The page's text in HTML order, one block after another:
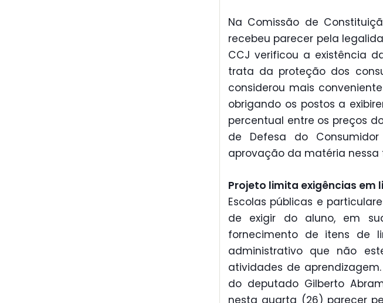
Na Comissão de
recebeu parecer pela
CCJ verificou a existência
trata da proteção dos
considerou mais
obrigando os postos a
percentual entre os preços
de Defesa do
aprovação da matéria nessa
Projeto limita exigências
Escolas públicas e
de exigir do aluno, em
fornecimento de itens de
administrativo que não
atividades de
do deputado Gilberto
nesta quarta (26) parecer